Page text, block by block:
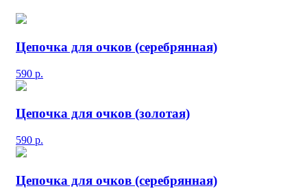
Цепочка для очков (серебрянная)
590 р.
Цепочка для очков (золотая)
590 р.
Цепочка для очков (серебрянная)